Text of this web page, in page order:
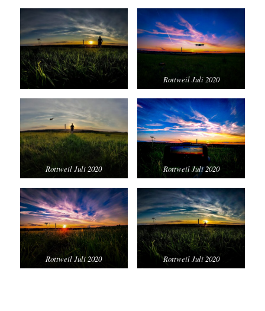
Rottweil Juli 2020
Rottweil Juli 2020 Rottweil Juli 2020
Rottweil Juli 2020 Rottweil Juli 2020